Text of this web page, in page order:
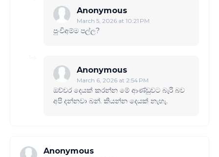
Anonymous
March 5, 2026 at 10:21 PM
පුංචිඅම්ම පල්ල?
Anonymous
March 6, 2026 at 2:54 PM
ඔච්චර දෙයක් කරන්න මේ ආණ්ඩුවට බැරි බව
අපි දන්නවා බන්. කියන්න දෙයක් නැහැ.
Anonymous